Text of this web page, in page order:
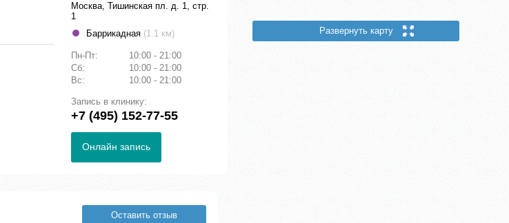
Москва, Тишинская пл. д. 1, стр.
1
Баррикадная (1.1 км)
Пн-Пт:
10:00 - 21:00
Сб:
10:00 - 21:00
Вс:
10:00 - 21:00
Запись в клинику:
+7 (495) 152-77-55
Онлайн запись
Оставить отзыв
Развернуть карту